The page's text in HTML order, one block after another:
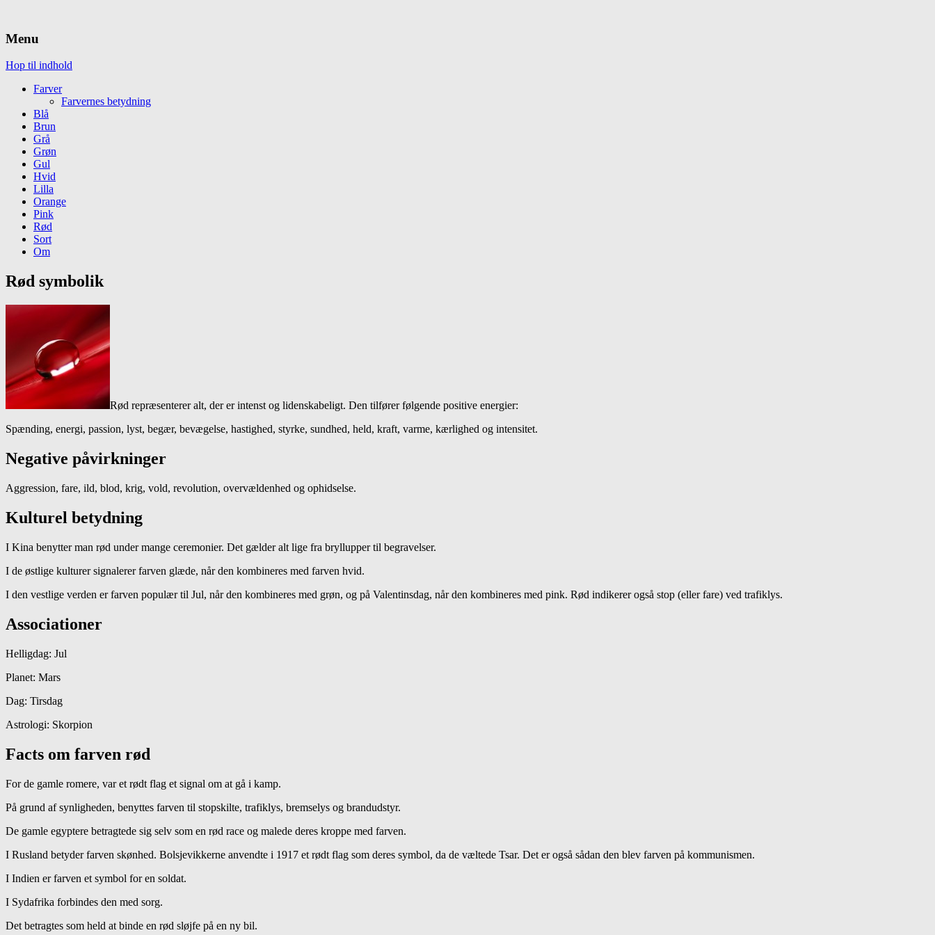
Menu
Hop til indhold
Farver
Farvernes betydning
Blå
Brun
Grå
Grøn
Gul
Hvid
Lilla
Orange
Pink
Rød
Sort
Om
Rød symbolik
Rød repræsenterer alt, der er intenst og lidenskabeligt. Den tilfører følgende positive energier:
Spænding, energi, passion, lyst, begær, bevægelse, hastighed, styrke, sundhed, held, kraft, varme, kærlighed og intensitet.
Negative påvirkninger
Aggression, fare, ild, blod, krig, vold, revolution, overvældenhed og ophidselse.
Kulturel betydning
I Kina benytter man rød under mange ceremonier. Det gælder alt lige fra bryllupper til begravelser.
I de østlige kulturer signalerer farven glæde, når den kombineres med farven hvid.
I den vestlige verden er farven populær til Jul, når den kombineres med grøn, og på Valentinsdag, når den kombineres med pink. Rød indikerer også stop (eller fare) ved trafiklys.
Associationer
Helligdag: Jul
Planet: Mars
Dag: Tirsdag
Astrologi: Skorpion
Facts om farven rød
For de gamle romere, var et rødt flag et signal om at gå i kamp.
På grund af synligheden, benyttes farven til stopskilte, trafiklys, bremselys og brandudstyr.
De gamle egyptere betragtede sig selv som en rød race og malede deres kroppe med farven.
I Rusland betyder farven skønhed. Bolsjevikkerne anvendte i 1917 et rødt flag som deres symbol, da de væltede Tsar. Det er også sådan den blev farven på kommunismen.
I Indien er farven et symbol for en soldat.
I Sydafrika forbindes den med sorg.
Det betragtes som held at binde en rød sløjfe på en ny bil.